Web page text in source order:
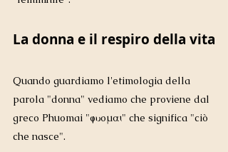
La donna e il respiro della vita
Quando guardiamo l'etimologia della
parola "donna" vediamo che proviene dal
greco Phuomai "φυομαι" che significa "ciò
che nasce".